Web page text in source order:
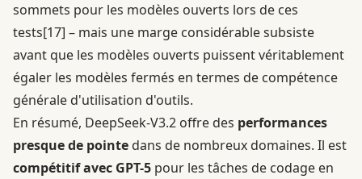
sommets pour les modèles ouverts lors de ces
tests[17] – mais une marge considérable subsiste
avant que les modèles ouverts puissent véritablement
égaler les modèles fermés en termes de compétence
générale d'utilisation d'outils.
En résumé, DeepSeek-V3.2 offre des performances
presque de pointedans de nombreux domaines. Il est
compétitif avec GPT-5 pour les tâches de codage en